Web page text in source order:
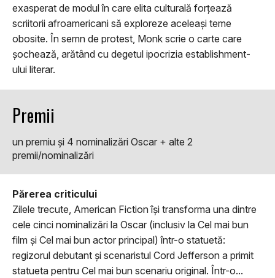
exasperat de modul în care elita culturală forțează
scriitorii afroamericani să exploreze aceleași teme
obosite. În semn de protest, Monk scrie o carte care
șochează, arătând cu degetul ipocrizia establishment-
ului literar.
Premii
un premiu şi 4 nominalizări Oscar + alte 2
premii/nominalizări
Părerea criticului
Zilele trecute, American Fiction îşi transforma una dintre
cele cinci nominalizări la Oscar (inclusiv la Cel mai bun
film şi Cel mai bun actor principal) într-o statuetă:
regizorul debutant şi scenaristul Cord Jefferson a primit
statueta pentru Cel mai bun scenariu original. Într-o...